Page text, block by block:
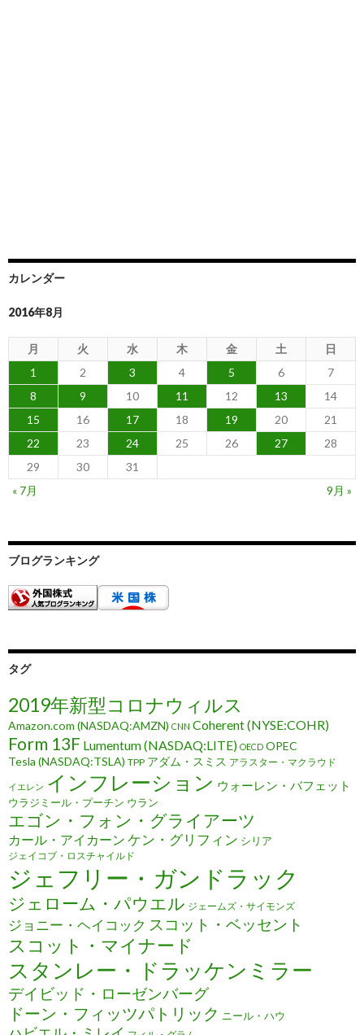
カレンダー
2016年8月
月 火 水 木 金 土
日
1
2 3 4 5 6
7
8
9 10 11 12 13
14
15
16 17 18 19 20
21
22
23 24 25 26 27
28
29
30
31
« 7月
9月 »
ブログランキング
タグ
2019年新型コロナウィルス
Amazon.com (NASDAQ:AMZN) CNN Coherent (NYSE:COHR)
Form 13F Lumentum (NASDAQ:LITE) OECD OPEC
Tesla (NASDAQ:TSLA) TPP アダム・スミス アラスター・マクラウド
イエレン インフレーション ウォーレン・バフェット
ウラジミール・プーチン ウラン
エゴン・フォン・グライアーツ
カール・アイカーン ケン・グリフィン シリア
ジェイコブ・ロスチャイルド
ジェフリー・ガンドラック
ジェローム・パウエル ジェームズ・サイモンズ
ジョニー・ヘイコック スコット・ベッセント
スコット・マイナード
スタンレー・ドラッケンミラー
デイビッド・ローゼンバーグ
ドーン・フィッツパトリック ニール・ハウ